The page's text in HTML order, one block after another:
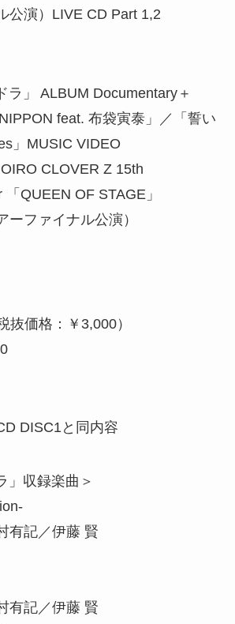
公演）LIVE CD Part 1,2
ラ」 ALBUM Documentary＋
feat. 布袋寅泰」／「誓い
」MUSIC VIDEO
CLOVER Z 15th
QUEEN OF STAGE」
ーファイナル公演）
抜価格：￥3,000）
DISC1と同内容
」収録楽曲＞
有記／伊藤 賢
有記／伊藤 賢